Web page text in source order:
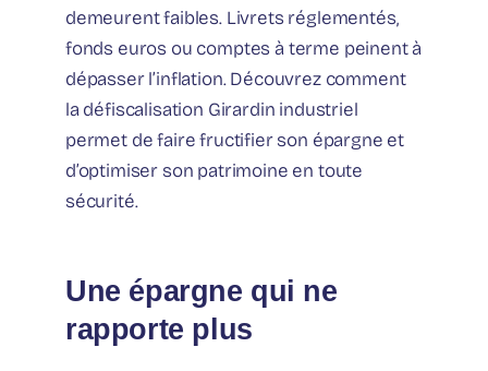
demeurent faibles. Livrets réglementés,
fonds euros ou comptes à terme peinent à
dépasser l’inflation. Découvrez comment
la défiscalisation Girardin industriel
permet de faire fructifier son épargne et
d’optimiser son patrimoine en toute
sécurité.
Une épargne qui ne
rapporte plus